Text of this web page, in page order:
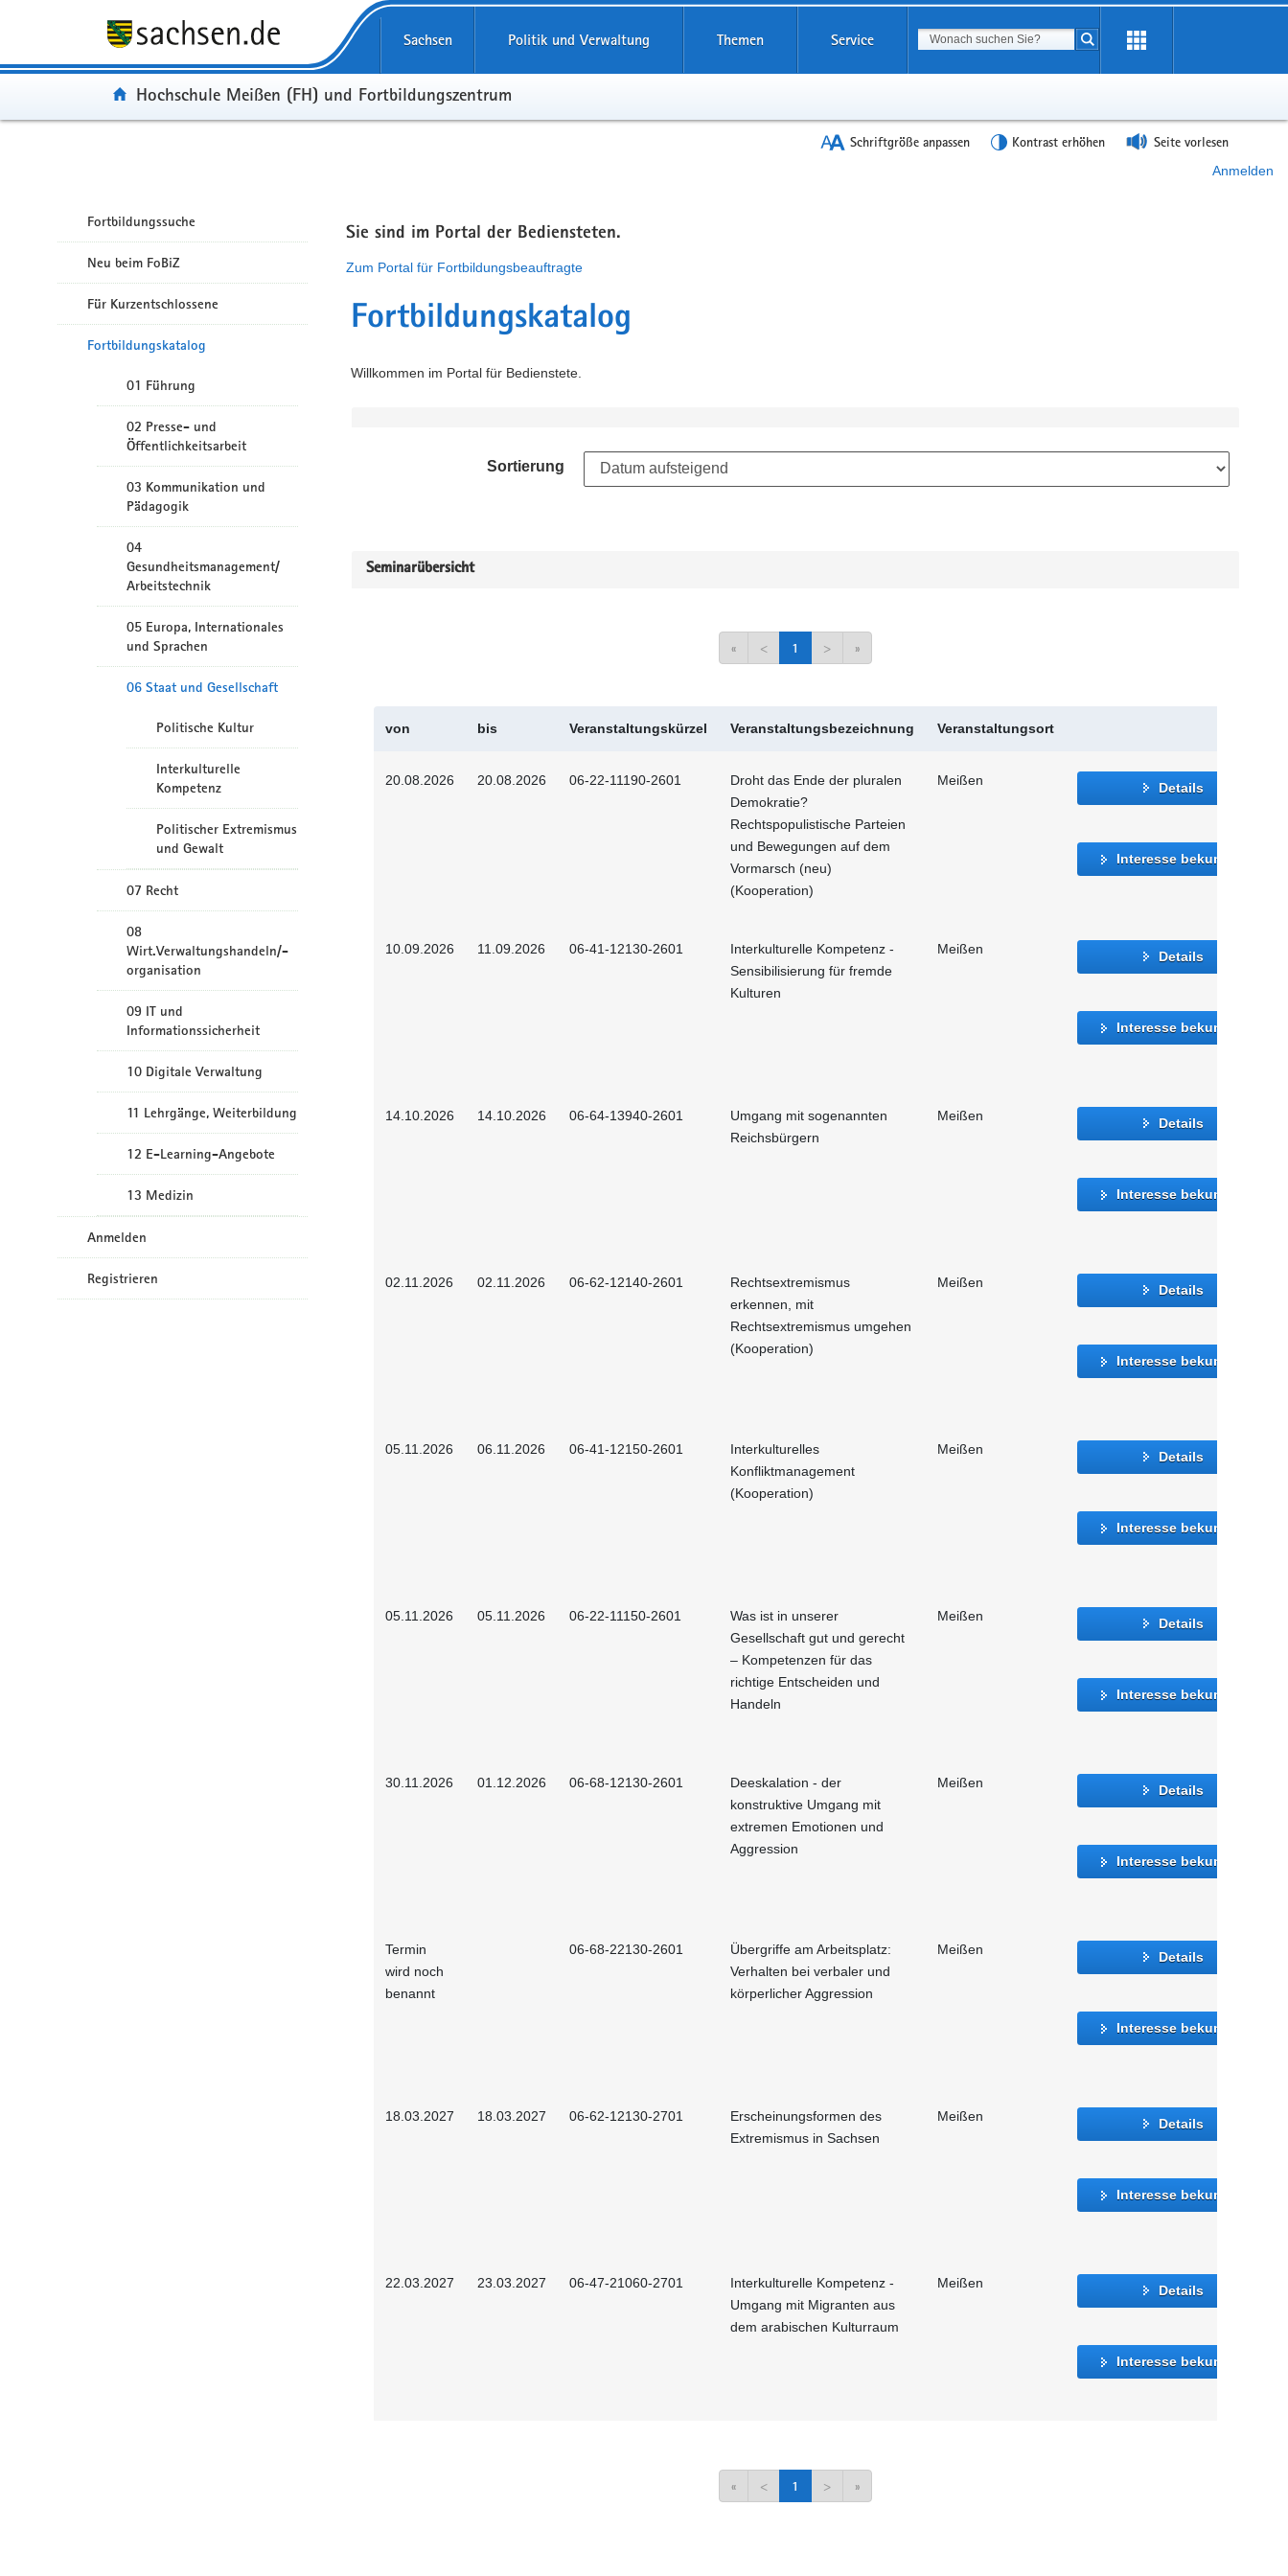
Sachsen Politik und Verwaltung Themen Service Suchbegriff
Suche starten
Portal:
Hochschule Meißen (FH) und Fortbildungszentrum
Schriftgröße anpassen Kontrast erhöhen Seite vorlesen
Anmelden
Fortbildungssuche
Neu beim FoBiZ
Für Kurzentschlossene
Fortbildungskatalog
01 Führung
02 Presse- und
Öffentlichkeitsarbeit
03 Kommunikation und
Pädagogik
04
Gesundheitsmanagement/
Arbeitstechnik
05 Europa, Internationales
und Sprachen
06 Staat und Gesellschaft
Politische Kultur
Interkulturelle
Kompetenz
Politischer Extremismus
und Gewalt
07 Recht
08
Wirt.Verwaltungshandeln/-
organisation
09 IT und
Informationssicherheit
10 Digitale Verwaltung
11 Lehrgänge, Weiterbildung
12 E-Learning-Angebote
13 Medizin
Anmelden
Registrieren
Sie sind im Portal der Bediensteten.
Zum Portal für Fortbildungsbeauftragte
Fortbildungskatalog
Willkommen im Portal für Bedienstete.
Sortierung
Seminarübersicht
« < 1 > »
von bis Veranstaltungskürzel Veranstaltungsbezeichnung Veranstaltungsort
20.08.2026 20.08.2026 06-22-11190-2601
Droht das Ende der pluralen
Demokratie?
Rechtspopulistische Parteien
und Bewegungen auf dem
Vormarsch (neu)
(Kooperation)
Meißen Details
Interesse bekunden
10.09.2026 11.09.2026 06-41-12130-2601
Interkulturelle Kompetenz -
Sensibilisierung für fremde
Kulturen
Meißen Details
Interesse bekunden
14.10.2026 14.10.2026 06-64-13940-2601
Umgang mit sogenannten
Reichsbürgern
Meißen Details
Interesse bekunden
02.11.2026 02.11.2026 06-62-12140-2601
Rechtsextremismus
erkennen, mit
Rechtsextremismus umgehen
(Kooperation)
Meißen Details
Interesse bekunden
05.11.2026 06.11.2026 06-41-12150-2601
Interkulturelles
Konfliktmanagement
(Kooperation)
Meißen Details
Interesse bekunden
05.11.2026 05.11.2026 06-22-11150-2601
Was ist in unserer
Gesellschaft gut und gerecht
– Kompetenzen für das
richtige Entscheiden und
Handeln
Meißen Details
Interesse bekunden
30.11.2026 01.12.2026 06-68-12130-2601
Deeskalation - der
konstruktive Umgang mit
extremen Emotionen und
Aggression
Meißen Details
Interesse bekunden
Termin
wird noch
benannt
06-68-22130-2601
Übergriffe am Arbeitsplatz:
Verhalten bei verbaler und
körperlicher Aggression
Meißen Details
Interesse bekunden
18.03.2027 18.03.2027 06-62-12130-2701
Erscheinungsformen des
Extremismus in Sachsen
Meißen Details
Interesse bekunden
22.03.2027 23.03.2027 06-47-21060-2701
Interkulturelle Kompetenz -
Umgang mit Migranten aus
dem arabischen Kulturraum
Meißen Details
Interesse bekunden
« < 1 > »